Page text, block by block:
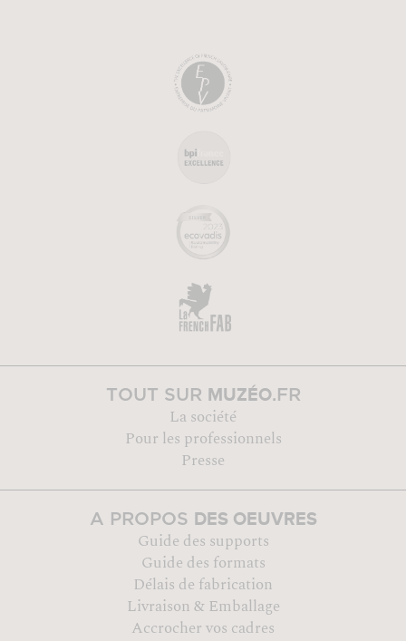
TOUT SUR MUZÉO.FR
La société
Pour les professionnels
Presse
A PROPOS DES OEUVRES
Guide des supports
Guide des formats
Délais de fabrication
Livraison & Emballage
Accrocher vos cadres